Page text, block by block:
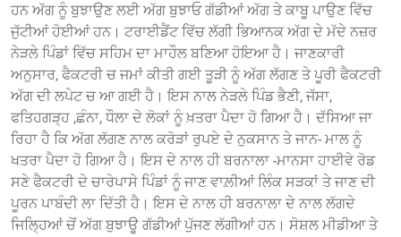
ਹਨ ਅੱਗ ਨੂੰ ਬੁਝਾਉਣ ਲਈ ਅੱਗ ਬੁਝਾਓ ਗੱਡੀਆਂ ਅੱਗ ਤੇ ਕਾਬੂ ਪਾਉਣ ਵਿੱਚ
ਜੁੱਟੀਆਂ ਹੋਈਆਂ ਹਨ। ਟਰਾਈਡੈਂਟ ਵਿੱਚ ਲੱਗੀ ਭਿਆਨਕ ਅੱਗ ਦੇ ਮੱਦੇ ਨਜ਼ਰ
ਨੇੜਲੇ ਪਿੰਡਾਂ ਵਿੱਚ ਸਹਿਮ ਦਾ ਮਾਹੌਲ ਬਣਿਆ ਹੋਇਆ ਹੈ। ਜਾਣਕਾਰੀ
ਅਨੁਸਾਰ, ਫੈਕਟਰੀ ਚ ਜਮਾਂ ਕੀਤੀ ਗਈ ਤੂੜੀ ਨੂੰ ਅੱਗ ਲੱਗਣ ਤੇ ਪੂਰੀ ਫੈਕਟਰੀ
ਅੱਗ ਦੀ ਲਪੇਟ ਚ ਆ ਗਈ ਹੈ। ਇਸ ਨਾਲ ਨੇੜਲੇ ਪਿੰਡ ਭੈਣੀ, ਜੱਸਾ,
ਫਤਿਹਗੜ੍ਹ ,ਛੰਨਾ, ਧੌਲਾ ਦੇ ਲੋਕਾਂ ਨੂੰ ਖ਼ਤਰਾ ਪੈਦਾ ਹੋ ਗਿਆ ਹੈ। ਦੱਸਿਆ ਜਾ
ਰਿਹਾ ਹੈ ਕਿ ਅੱਗ ਲੱਗਣ ਨਾਲ ਕਰੋੜਾਂ ਰੁਪਏ ਦੇ ਨੁਕਸਾਨ ਤੇ ਜਾਨ- ਮਾਲ ਨੂੰ
ਖਤਰਾ ਪੈਦਾ ਹੋ ਗਿਆ ਹੈ। ਇਸ ਦੇ ਨਾਲ ਹੀ ਬਰਨਾਲਾ -ਮਾਨਸਾ ਹਾਈਵੇ ਰੋਡ
ਸਣੇ ਫੈਕਟਰੀ ਦੇ ਚਾਰੇਪਾਸੇ ਪਿੰਡਾਂ ਨੂੰ ਜਾਣ ਵਾਲ਼ੀਆਂ ਲਿੰਕ ਸੜਕਾਂ ਤੇ ਜਾਣ ਦੀ
ਪੂਰਨ ਪਾਬੰਦੀ ਲਾ ਦਿੱਤੀ ਹੈ। ਇਸ ਦੇ ਨਾਲ ਹੀ ਬਰਨਾਲਾ ਦੇ ਨਾਲ ਲੱਗਦੇ
ਜਿਲ੍ਹਿਆਂ ਚੋਂ ਅੱਗ ਬੁਝਾਊ ਗੱਡੀਆਂ ਪੁੱਜਣ ਲੱਗੀਆਂ ਹਨ। ਸੋਸ਼ਲ ਮੀਡੀਆ ਤੇ